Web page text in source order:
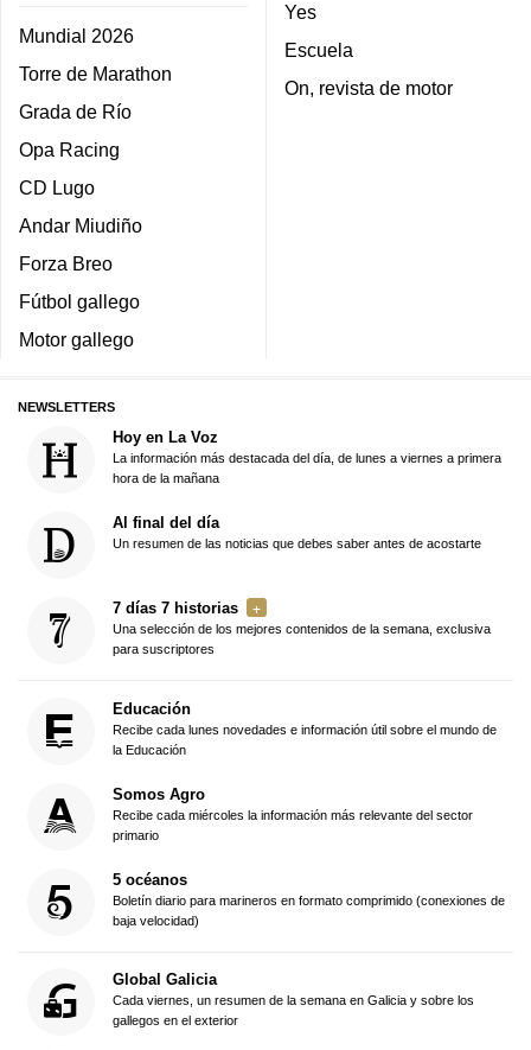
Mundial 2026
Torre de Marathon
Grada de Río
Opa Racing
CD Lugo
Andar Miudiño
Forza Breo
Fútbol gallego
Motor gallego
Yes
Escuela
On, revista de motor
NEWSLETTERS
Hoy en La Voz
La información más destacada del día, de lunes a viernes a primera
hora de la mañana
Al final del día
Un resumen de las noticias que debes saber antes de acostarte
7 días 7 historias
Una selección de los mejores contenidos de la semana, exclusiva
para suscriptores
Educación
Recibe cada lunes novedades e información útil sobre el mundo de
la Educación
Somos Agro
Recibe cada miércoles la información más relevante del sector
primario
5 océanos
Boletín diario para marineros en formato comprimido (conexiones de
baja velocidad)
Global Galicia
Cada viernes, un resumen de la semana en Galicia y sobre los
gallegos en el exterior